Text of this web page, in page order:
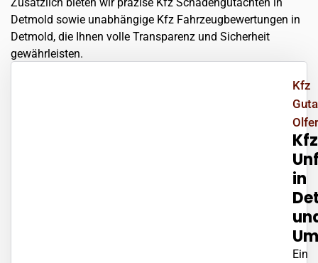
Detmold sowie unabhängige Kfz Fahrzeugbewertungen in
Detmold, die Ihnen volle Transparenz und Sicherheit
gewährleisten.
Kfz
Kfz
in
Ein